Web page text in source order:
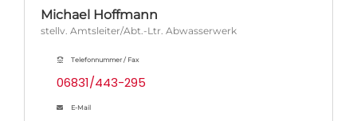
Michael Hoffmann
stellv. Amtsleiter/Abt.-Ltr. Abwasserwerk
Telefonnummer / Fax
06831/443-295
E-Mail